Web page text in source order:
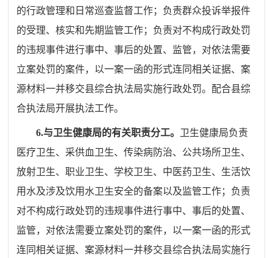
的行政管理和日常巡查监督工作；负责群众投诉举报件
的受理、核实和先期监管工作；负责对不构成行政处罚
的违规事件进行事中、事后的处置、监管，对依法需要
立案处罚的案件，以一案一函的形式连同相关证据、案
源材料一并移交县综合执法局实施行政处罚。配合县综
合执法局开展执法工作。
6.与卫生健康局的有关职责分工。 卫生健康局负责
医疗卫生、采供血卫生、传染病防治、公共场所卫生、
放射卫生、职业卫生、学校卫生、中医药卫生、生活饮
用水及涉及饮用水卫生安全的备案以及监管工作；负责
对不构成行政处罚的违规事件进行事中、事后的处置、
监管，对依法需要立案处罚的案件，以一案一函的形式
连同相关证据、案源材料一并移交县综合执法局实施行